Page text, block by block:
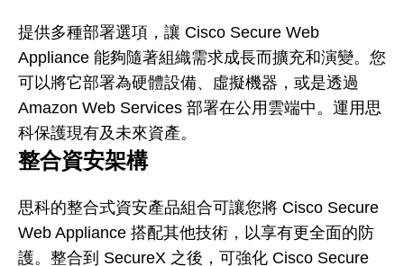
提供多種部署選項，讓 Cisco Secure Web
Appliance 能夠隨著組織需求成長而擴充和演變。您
可以將它部署為硬體設備、虛擬機器，或是透過
Amazon Web Services 部署在公用雲端中。運用思
科保護現有及未來資產。
整合資安架構
思科的整合式資安產品組合可讓您將 Cisco Secure
Web Appliance 搭配其他技術，以享有更全面的防
護。整合到 SecureX 之後，可強化 Cisco Secure